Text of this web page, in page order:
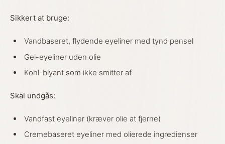
Sikkert at bruge:
Vandbaseret, flydende eyeliner med tynd pensel
Gel-eyeliner uden olie
Kohl-blyant som ikke smitter af
Skal undgås:
Vandfast eyeliner (kræver olie at fjerne)
Cremebaseret eyeliner med olierede ingredienser